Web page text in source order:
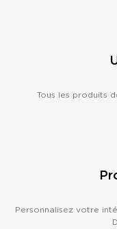
Tous les produits
Personnalisez votre